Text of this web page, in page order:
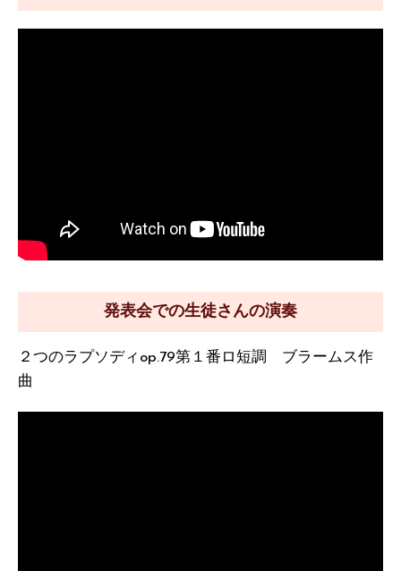
発表会での生徒さんの演奏
２つのラプソディop.79第１番ロ短調 ブラームス作
曲